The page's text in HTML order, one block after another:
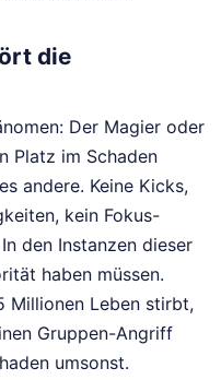
die
Der Magier oder
Platz im Schaden
andere. Keine Kicks,
kein Fokus-
den Instanzen dieser
haben müssen.
Millionen Leben stirbt,
Gruppen-Angriff
umsonst.